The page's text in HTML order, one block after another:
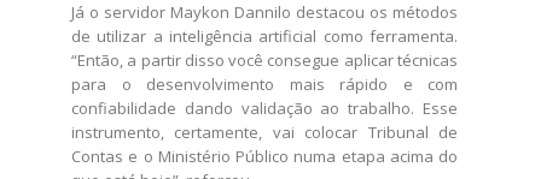
Já o servidor Maykon Dannilo destacou os métodos
de utilizar a inteligência artificial como ferramenta.
“Então, a partir disso você consegue aplicar técnicas
para o desenvolvimento mais rápido e com
confiabilidade dando validação ao trabalho. Esse
instrumento, certamente, vai colocar Tribunal de
Contas e o Ministério Público numa etapa acima do